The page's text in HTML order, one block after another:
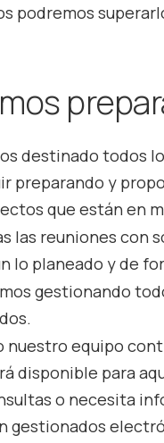
podremos
destinado todos
preparando y
que están en
las reuniones con
lo planeado y de
gestionando
nuestro equipo
disponible para
o necesita
gestionados